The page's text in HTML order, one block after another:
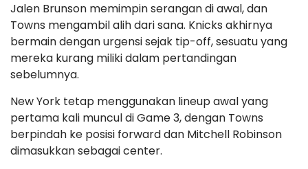
Jalen Brunson memimpin serangan di awal, dan
Towns mengambil alih dari sana. Knicks akhirnya
bermain dengan urgensi sejak tip-off, sesuatu yang
mereka kurang miliki dalam pertandingan
sebelumnya.
New York tetap menggunakan lineup awal yang
pertama kali muncul di Game 3, dengan Towns
berpindah ke posisi forward dan Mitchell Robinson
dimasukkan sebagai center.